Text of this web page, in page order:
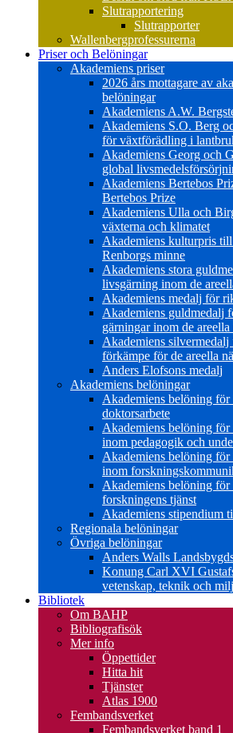
Slutrapportering
Slutrapporter
Wallenbergprofessurerna
Priser och Belöningar
Akademiens priser
2026 års mottagare av
belöningar
Akademiens A.W.
Akademiens S.O. Berg
för växtförädling i
Akademiens Georg och
global
Akademiens Bertebos
Bertebos Prize
Akademiens Ulla och
växterna och klimatet
Akademiens kulturpris
Renborgs minne
Akademiens stora
livsgärning inom de
Akademiens medalj för
Akademiens guldmedalj
gärningar inom de areella
Akademiens silvermedalj
förkämpe för de areella
Anders Elofsons medalj
Akademiens belöningar
Akademiens belöning för
doktorsarbete
Akademiens belöning
inom pedagogik och
Akademiens belöning
inom
Akademiens belöning
forskningens tjänst
Akademiens stipendium
Regionala belöningar
Övriga belöningar
Anders Walls
Konung Carl XVI
vetenskap, teknik och
Bibliotek
Om BAHP
Bibliografisök
Mer info
Öppettider
Hitta hit
Tjänster
Atlas 1900
Fembandsverket
Fembandsverket band 1